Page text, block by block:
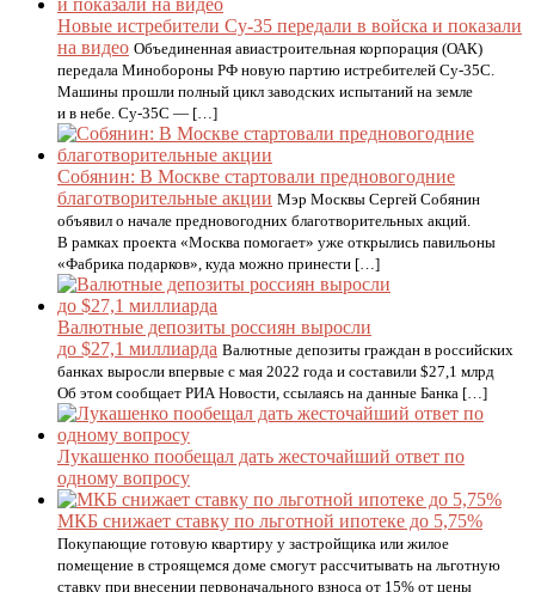
Новые истребители Су-35 передали в войска и показали
на видео Объединенная авиастроительная корпорация (ОАК)
передала Минобороны РФ новую партию истребителей Су-35С.
Машины прошли полный цикл заводских испытаний на земле
и в небе. Су-35С — […]
Собянин: В Москве стартовали предновогодние
благотворительные акции Мэр Москвы Сергей Собянин
объявил о начале предновогодних благотворительных акций.
В рамках проекта «Москва помогает» уже открылись павильоны
«Фабрика подарков», куда можно принести […]
Валютные депозиты россиян выросли
до $27,1 миллиарда Валютные депозиты граждан в российских
банках выросли впервые с мая 2022 года и составили $27,1 млрд
Об этом сообщает РИА Новости, ссылаясь на данные Банка […]
Лукашенко пообещал дать жесточайший ответ по
одному вопросу
МКБ снижает ставку по льготной ипотеке до 5,75%
Покупающие готовую квартиру у застройщика или жилое
помещение в строящемся доме смогут рассчитывать на льготную
ставку при внесении первоначального взноса от 15% от цены